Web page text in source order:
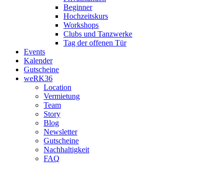
Beginner
Hochzeitskurs
Workshops
Clubs und Tanzwerke
Tag der offenen Tür
Events
Kalender
Gutscheine
weRK36
Location
Vermietung
Team
Story
Blog
Newsletter
Gutscheine
Nachhaltigkeit
FAQ